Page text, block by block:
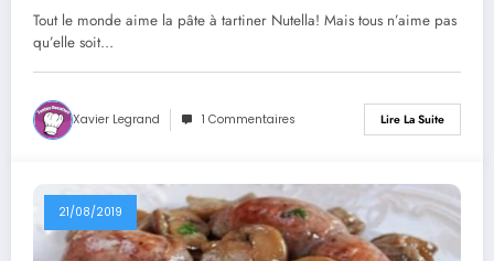
Tout le monde aime la pâte à tartiner Nutella! Mais tous n’aime pas
qu’elle soit…
Xavier Legrand 1 Commentaires Lire La Suite
21/08/2019